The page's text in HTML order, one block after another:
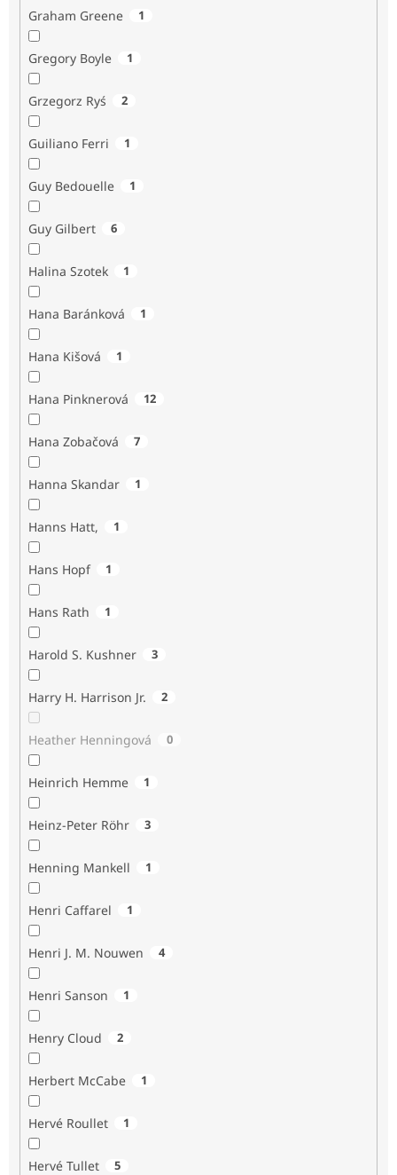
Graham Greene 1
Gregory Boyle 1
Grzegorz Ryś 2
Guiliano Ferri 1
Guy Bedouelle 1
Guy Gilbert 6
Halina Szotek 1
Hana Baránková 1
Hana Kišová 1
Hana Pinknerová 12
Hana Zobačová 7
Hanna Skandar 1
Hanns Hatt, 1
Hans Hopf 1
Hans Rath 1
Harold S. Kushner 3
Harry H. Harrison Jr. 2
Heather Henningová 0
Heinrich Hemme 1
Heinz-Peter Röhr 3
Henning Mankell 1
Henri Caffarel 1
Henri J. M. Nouwen 4
Henri Sanson 1
Henry Cloud 2
Herbert McCabe 1
Hervé Roullet 1
Hervé Tullet 5